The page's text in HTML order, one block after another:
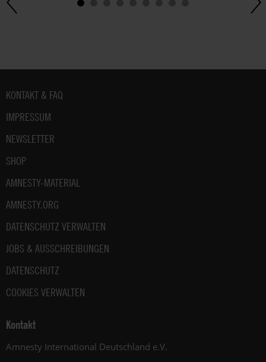
Fußbereich
KONTAKT & FAQ
IMPRESSUM
NEWSLETTER
SHOP
AMNESTY-MATERIAL
AMNESTY.ORG
DATENSCHUTZ VERWALTEN
JOBS & AUSSCHREIBUNGEN
DATENSCHUTZ
COOKIES VERWALTEN
Kontakt
Amnesty International Deutschland e.V.